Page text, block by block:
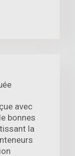
avec
bonnes
la